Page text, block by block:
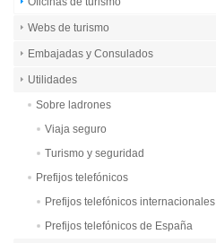
Webs de turismo
Embajadas y Consulados
Utilidades
Sobre ladrones
Viaja seguro
Turismo y seguridad
Prefijos telefónicos
Prefijos telefónicos internacionales
Prefijos telefónicos de España